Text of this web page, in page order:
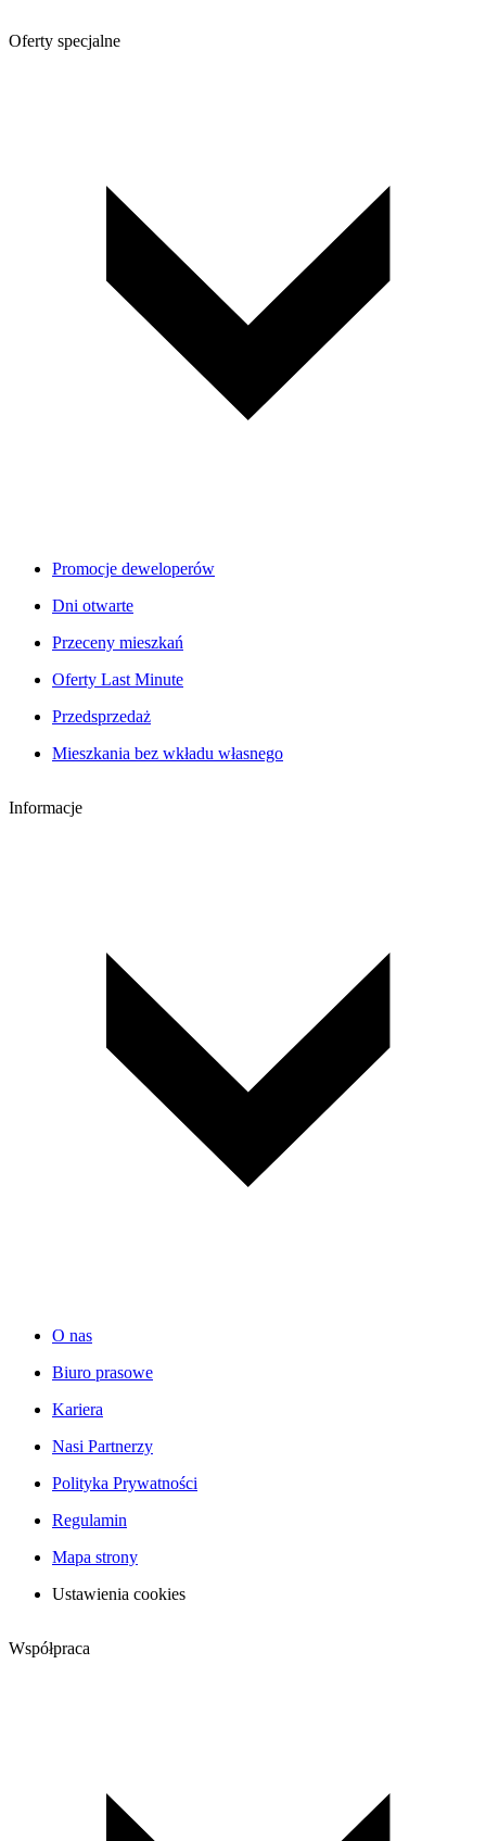
Oferty specjalne
Promocje deweloperów
Dni otwarte
Przeceny mieszkań
Oferty Last Minute
Przedsprzedaż
Mieszkania bez wkładu własnego
Informacje
O nas
Biuro prasowe
Kariera
Nasi Partnerzy
Polityka Prywatności
Regulamin
Mapa strony
Ustawienia cookies
Współpraca